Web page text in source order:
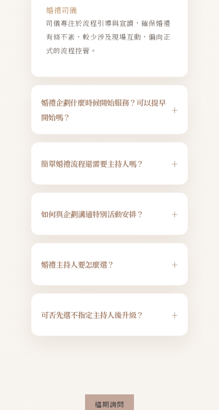
婚禮司儀
司儀專注於流程引導與宣讀，確保婚禮
有條不紊，較少涉及現場互動，偏向正
式的流程控管。
婚禮企劃什麼時候開始服務？可以提早
開始嗎？
+
幸福故事館的婚禮企劃通常於婚禮前三
若您希望提早規劃，我們也隨時樂意協
助。
簡單婚禮流程還需要主持人嗎？ +
即使流程簡單，專業主持人仍能確保流
事，讓婚禮更具情感深度。
如何與企劃溝通特別活動安排？ +
我們提供資料表讓您填寫需求，會面時
活動獨特且順暢。
婚禮主持人要怎麼選？ +
聲音與風格
建議考量主持人的聲音特質與個人風格
會根據需求提供合適人選推薦。
可否先選不指定主持人後升級？ +
檔期詢問